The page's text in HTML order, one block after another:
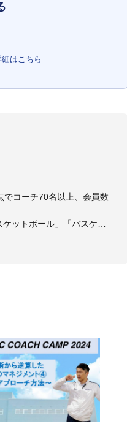
はこちら
コーチ70名以上、会員数
ットボール」「バスケッ
ク」「バスケットボール